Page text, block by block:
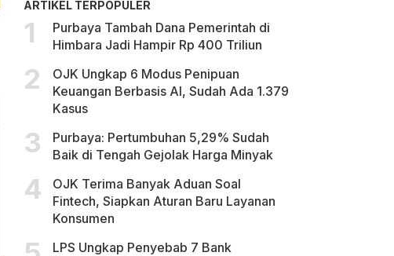
ARTIKEL TERPOPULER
Purbaya Tambah Dana Pemerintah di
Himbara Jadi Hampir Rp 400 Triliun
OJK Ungkap 6 Modus Penipuan
Keuangan Berbasis AI, Sudah Ada 1.379
Kasus
Purbaya: Pertumbuhan 5,29% Sudah
Baik di Tengah Gejolak Harga Minyak
OJK Terima Banyak Aduan Soal
Fintech, Siapkan Aturan Baru Layanan
Konsumen
LPS Ungkap Penyebab 7 Bank